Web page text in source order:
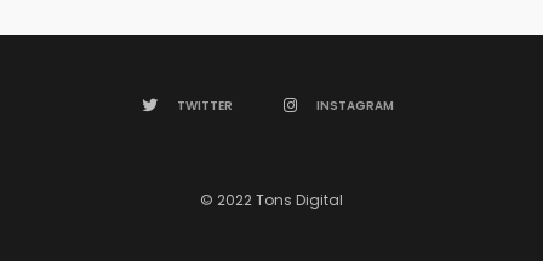
TWITTER INSTAGRAM
© 2022 Tons Digital